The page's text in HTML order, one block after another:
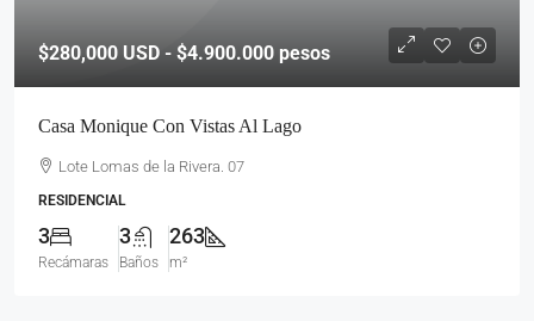
$280,000 USD - $4.900.000 pesos
Casa Monique Con Vistas Al Lago
Lote Lomas de la Rivera. 07
RESIDENCIAL
3
Recámaras
3
Baños
263
m²